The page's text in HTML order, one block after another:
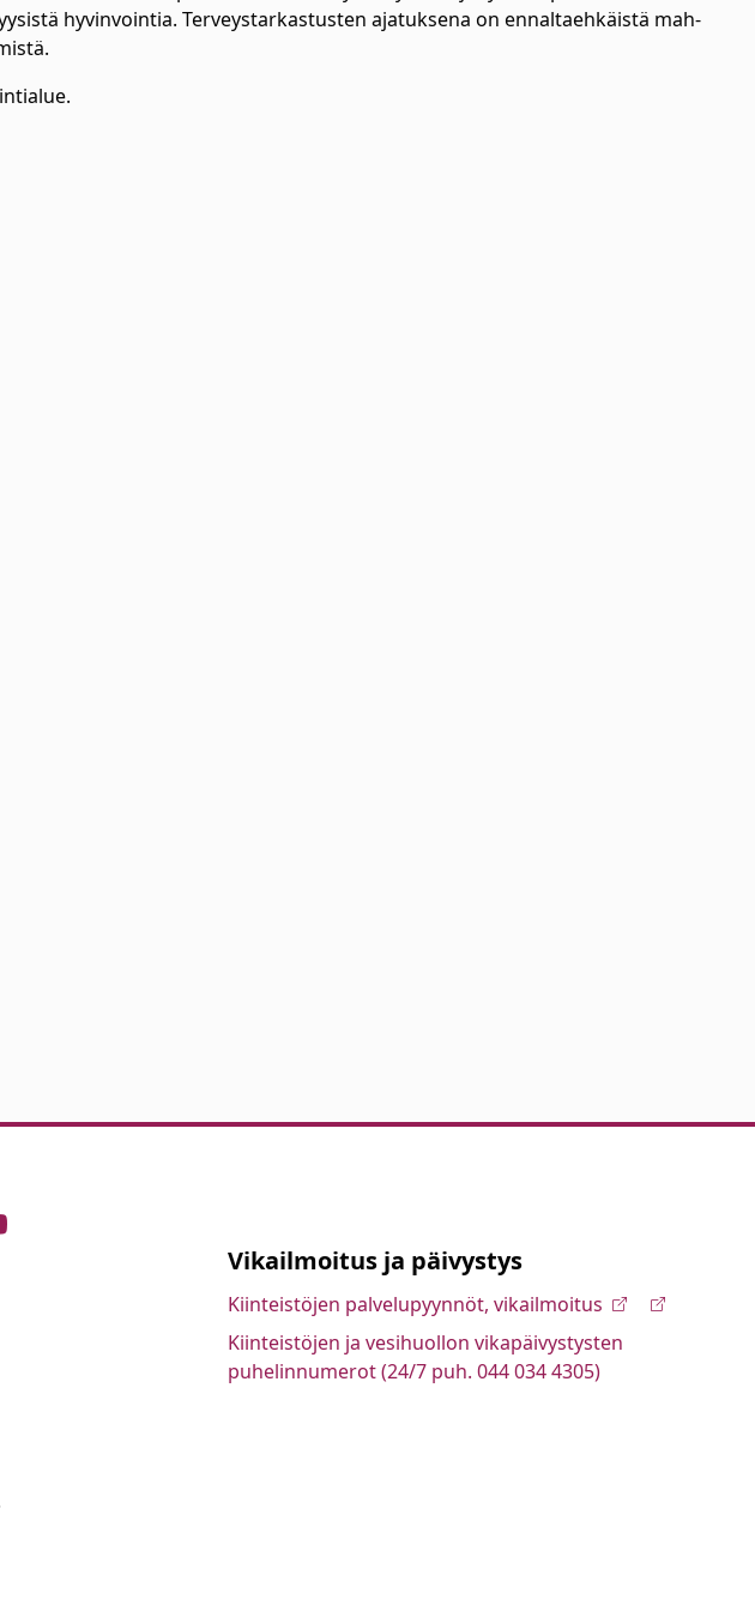
hy­vin­voin­tia. Ter­veys­tar­kas­tus­ten aja­tuk­se­na on en­nal­taeh­käis­tä mah­
Vikailmoitus ja päivystys
Kiinteistöjen palvelupyynnöt, vikailmoitus
Kiinteistöjen ja vesihuollon vikapäivystysten
puhelinnumerot (24/7 puh. 044 034 4305)